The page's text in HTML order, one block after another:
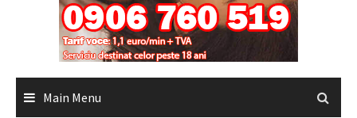
Main Menu